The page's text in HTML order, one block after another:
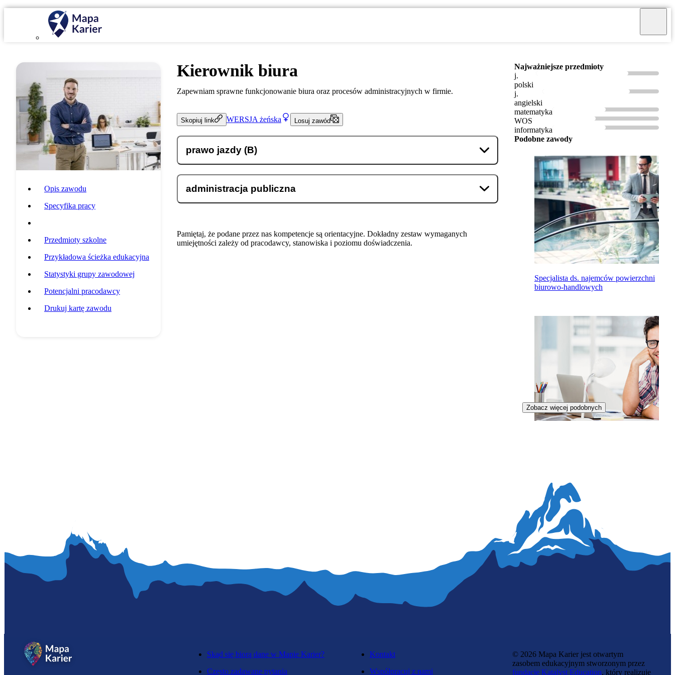
Opis zawodu
Specyfika pracy
Przedmioty szkolne
Przykładowa ścieżka edukacyjna
Statystyki grupy zawodowej
Potencjalni pracodawcy
Drukuj kartę zawodu
Kierownik biura
Zapewniam sprawne funkcjonowanie biura oraz procesów administracyjnych w firmie.
Skopiuj link WERSJA żeńska Losuj zawód
prawo jazdy (B)
administracja publiczna
Pamiętaj, że podane przez nas kompetencje są orientacyjne. Dokładny zestaw wymaganych
umiejętności zależy od pracodawcy, stanowiska i poziomu doświadczenia.
Najważniejsze przedmioty
j.
polski
j.
angielski
matematyka
WOS
informatyka
Podobne zawody
Specjalista ds. najemców powierzchni
biurowo-handlowych
Zobacz więcej podobnych
Skąd się biorą dane w Mapie Karier?
Często zadawane pytania
Kontakt
Współpracuj z nami
© 2026 Mapa Karier jest otwartym
zasobem edukacyjnym stworzonym przez
fundację Katalyst Education, który realizuje